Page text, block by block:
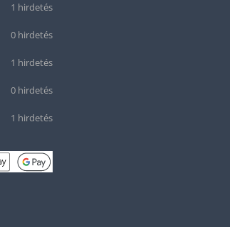
1 hirdetés
0 hirdetés
1 hirdetés
0 hirdetés
1 hirdetés